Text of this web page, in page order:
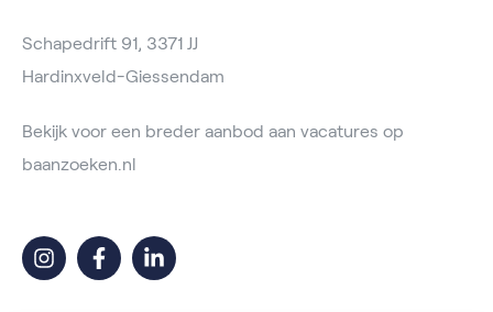
Schapedrift 91, 3371 JJ
Hardinxveld-Giessendam
Bekijk voor een breder aanbod aan vacatures op
baanzoeken.nl